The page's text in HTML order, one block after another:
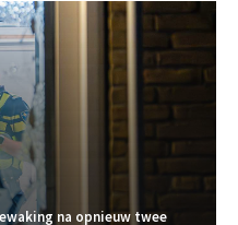
na opnieuw twee